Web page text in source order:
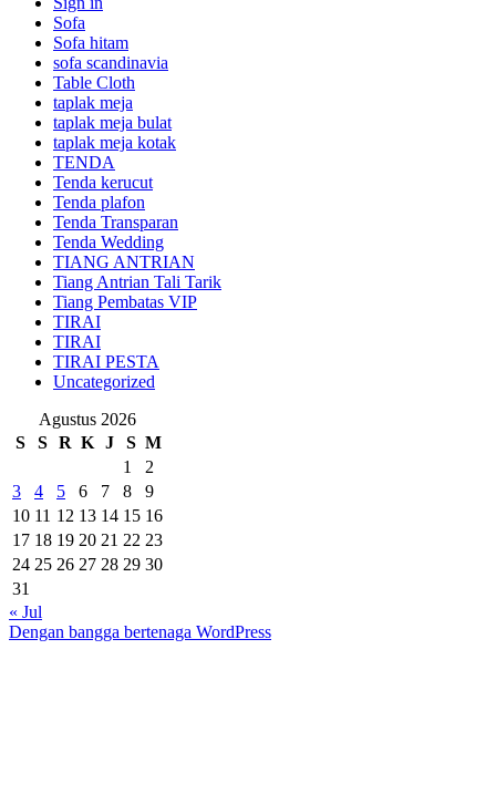
Sofa
Sofa hitam
sofa scandinavia
Table Cloth
taplak meja
taplak meja bulat
taplak meja kotak
TENDA
Tenda kerucut
Tenda plafon
Tenda Transparan
Tenda Wedding
TIANG ANTRIAN
Tiang Antrian Tali Tarik
Tiang Pembatas VIP
TIRAI
TIRAI
TIRAI PESTA
Uncategorized
Agustus 2026
S
S R K J S M
1
2
3
4 5 6 7 8
9
10 11 12 13 14 15 16
17 18 19 20 21 22 23
24 25 26 27 28 29 30
31
« Jul
Dengan bangga bertenaga WordPress